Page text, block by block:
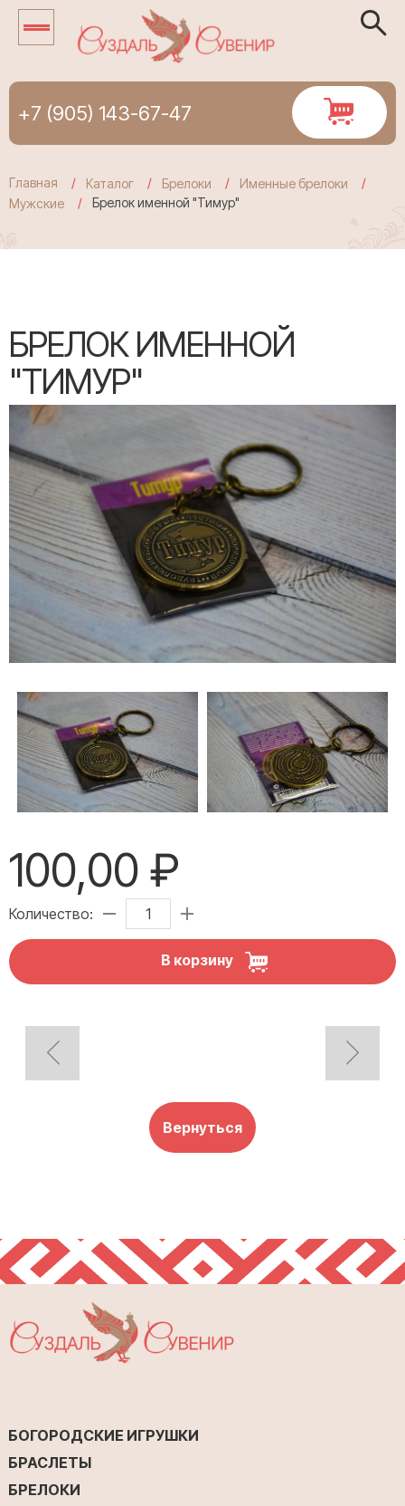
+7 (905) 143-67-47
Главная Каталог Брелоки
Именные брелоки
Мужские
Брелок именной "Тимур"
БРЕЛОК ИМЕННОЙ
"ТИМУР"
100,00 ₽
Количество:
В корзину
Вернуться
БОГОРОДСКИЕ ИГРУШКИ
БРАСЛЕТЫ
БРЕЛОКИ